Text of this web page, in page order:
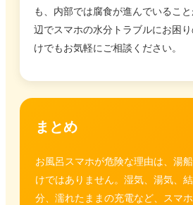
も、内部では腐食が進んでいるこ
辺でスマホの水分トラブルにお困
けでもお気軽にご相談ください。
まとめ
お風呂スマホが危険な理由は、湯
けではありません。湿気、湯気、
分、濡れたままの充電など、スマ